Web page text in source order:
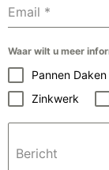
Email *
Waar wilt u meer
Pannen Daken
Zinkwerk
Bericht